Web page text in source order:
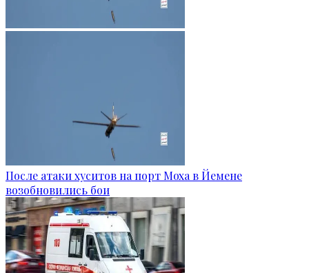
После атаки хуситов на порт Моха в Йемене
возобновились бои